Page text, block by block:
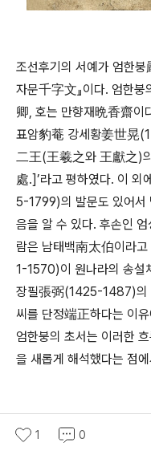
조선후기의 서예가 엄한
자문千字文』이다. 엄한
卿, 호는 만향재晩香齋이
표암豹菴 강세황姜世晃
二王(王羲之와 王獻之)
處.]’라고 평하였다. 이
5-1799)의 발문도 있어서
음을 알 수 있다. 후손인
람은 남태백南太伯이라
1-1570)이 원나라의 송
장필張弼(1425-1487)의
씨를 단정端正하다는 이
엄한붕의 초서는 이러한
을 새롭게 해석했다는 점
1 0